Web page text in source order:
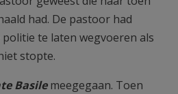
had. De pastoor had
te laten wegvoeren als
stopte.
Basilemeegegaan. Toen